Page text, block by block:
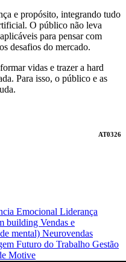
e propósito, integrando tudo
O público não leva
para pensar com
desafios do mercado.
vidas e trazer a hard
Para isso, o público e as
AT0326
Emocional Liderança
building Vendas e
mental) Neurovendas
Futuro do Trabalho Gestão
Motive